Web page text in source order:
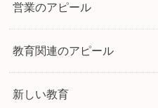
営業のアピール
教育関連のアピール
新しい教育